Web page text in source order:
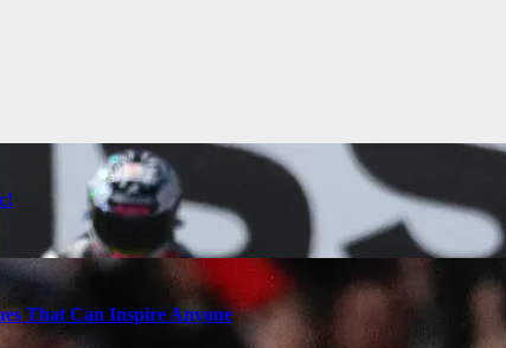
That Can Inspire Anyone